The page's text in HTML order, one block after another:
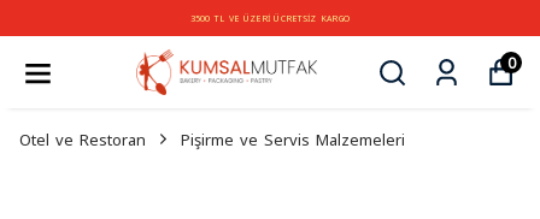
3500 TL VE ÜZERİ ÜCRETSİZ KARGO
0
Otel ve Restoran Pişirme ve Servis Malzemeleri